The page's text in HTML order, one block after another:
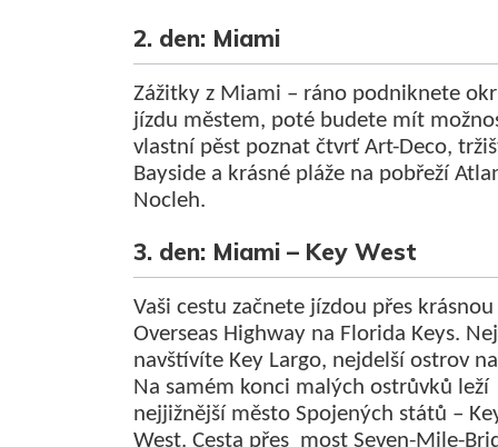
2. den: Miami
Zážitky z Miami – ráno podniknete
jízdu městem, poté budete mít
vlastní pěst poznat čtvrť Art-Deco,
Bayside a krásné pláže na pobřeží
Nocleh.
3. den: Miami – Key West
Vaši cestu začnete jízdou přes krásnou
Overseas Highway na Florida Keys.
navštívíte Key Largo, nejdelší ostrov
Na samém konci malých ostrůvků leží
nejjižnější město Spojených států –
West. Cesta přes most Seven-Mile-